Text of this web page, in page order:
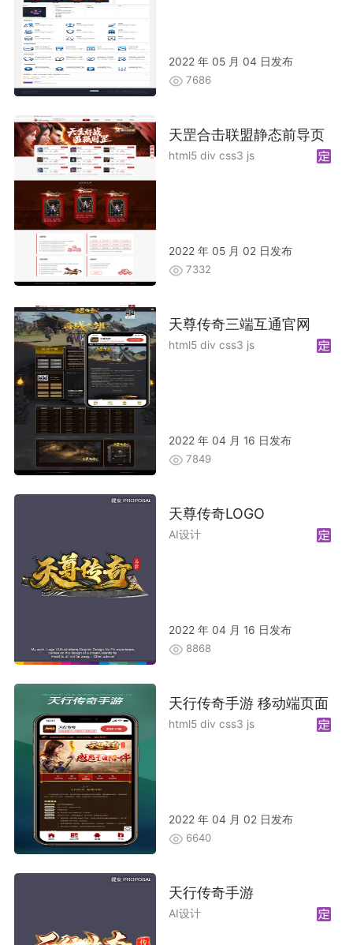
2022 年 05 月 04 日发布
7686
天罡合击联盟静态前导页
html5 div css3 js
2022 年 05 月 02 日发布
7332
天尊传奇三端互通官网
html5 div css3 js
2022 年 04 月 16 日发布
7849
天尊传奇LOGO
AI设计
2022 年 04 月 16 日发布
8868
天行传奇手游 移动端页面
html5 div css3 js
2022 年 04 月 02 日发布
6640
天行传奇手游
AI设计